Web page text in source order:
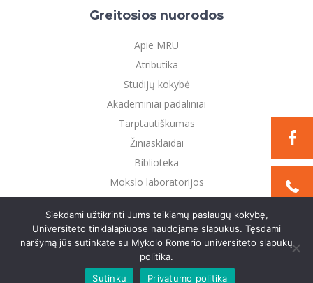
Greitosios nuorodos
Apie MRU
Atributika
Studijų kokybė
Akademiniai padaliniai
Tarptautiškumas
Žiniasklaidai
Biblioteka
Mokslo laboratorijos
Privatumo politika
©2021 Mykolo Romerio universitetas. Visos teisės
saugomos
Siekdami užtikrinti Jums teikiamų paslaugų kokybę,
Universiteto tinklalapiuose naudojame slapukus. Tęsdami
naršymą jūs sutinkate su Mykolo Romerio universiteto slapukų
politika.
Sutinku
Privatumo politika